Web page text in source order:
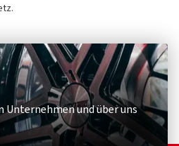
Unternehmen und über uns